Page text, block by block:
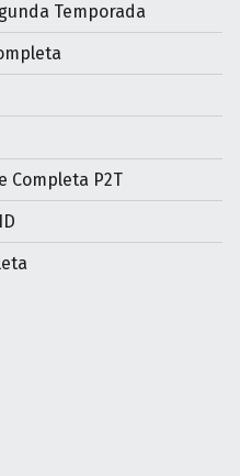
Temporada
Completa P2T